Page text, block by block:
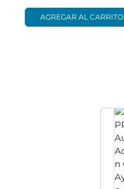
AGREGAR AL CARRITO